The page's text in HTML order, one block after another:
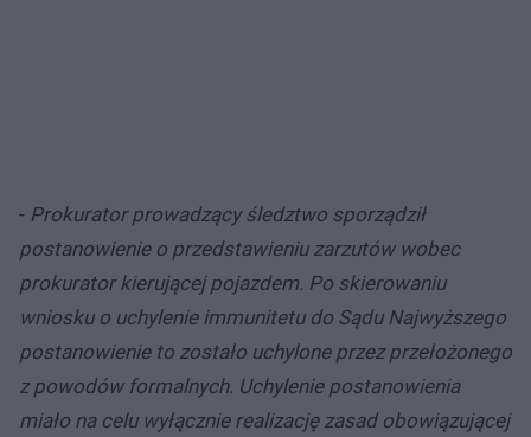
- Prokurator prowadzący śledztwo sporządził
postanowienie o przedstawieniu zarzutów wobec
prokurator kierującej pojazdem. Po skierowaniu
wniosku o uchylenie immunitetu do Sądu Najwyższego
postanowienie to zostało uchylone przez przełożonego
z powodów formalnych. Uchylenie postanowienia
miało na celu wyłącznie realizację zasad obowiązującej